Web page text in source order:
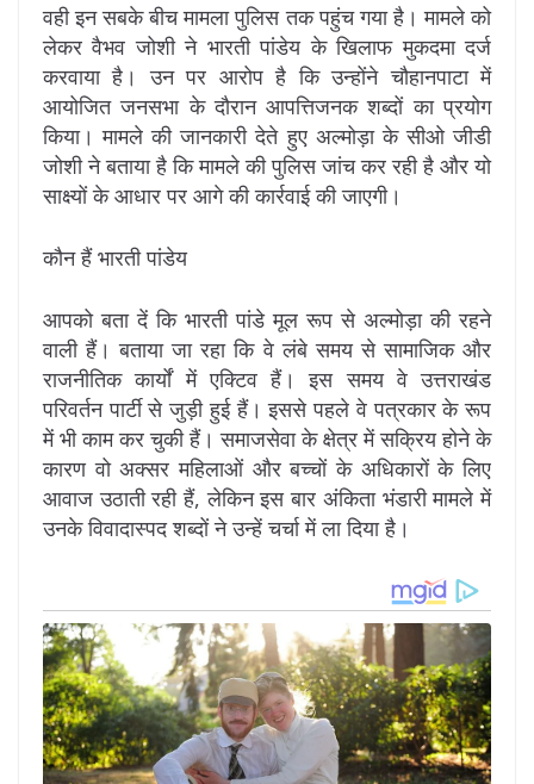
वही इन सबके बीच मामला पुलिस तक पहुंच गया है। मामले को
लेकर वैभव जोशी ने भारती पांडेय के खिलाफ मुकदमा दर्ज
करवाया है। उन पर आरोप है कि उन्होंने चौहानपाटा में
आयोजित जनसभा के दौरान आपत्तिजनक शब्दों का प्रयोग
किया। मामले की जानकारी देते हुए अल्मोड़ा के सीओ जीडी
जोशी ने बताया है कि मामले की पुलिस जांच कर रही है और यो
साक्ष्यों के आधार पर आगे की कार्रवाई की जाएगी।
कौन हैं भारती पांडेय
आपको बता दें कि भारती पांडे मूल रूप से अल्मोड़ा की रहने
वाली हैं। बताया जा रहा कि वे लंबे समय से सामाजिक और
राजनीतिक कार्यों में एक्टिव हैं। इस समय वे उत्तराखंड
परिवर्तन पार्टी से जुड़ी हुई हैं। इससे पहले वे पत्रकार के रूप
में भी काम कर चुकी हैं। समाजसेवा के क्षेत्र में सक्रिय होने के
कारण वो अक्सर महिलाओं और बच्चों के अधिकारों के लिए
आवाज उठाती रही हैं, लेकिन इस बार अंकिता भंडारी मामले में
उनके विवादास्पद शब्दों ने उन्हें चर्चा में ला दिया है।